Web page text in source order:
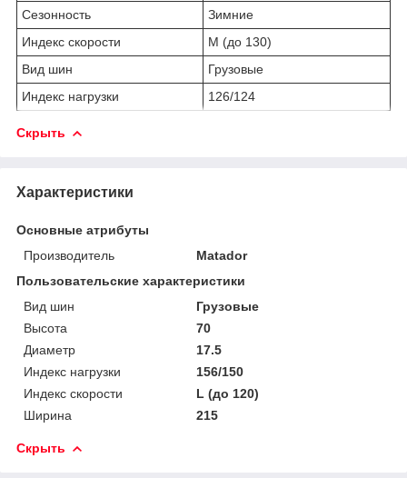
Сезонность
Зимние
Индекс скорости
M (до 130)
Вид шин
Грузовые
Индекс нагрузки
126/124
Скрыть
Характеристики
Основные атрибуты
Производитель
Matador
Пользовательские характеристики
Вид шин
Грузовые
Высота
70
Диаметр
17.5
Индекс нагрузки
156/150
Индекс скорости
L (до 120)
Ширина
215
Скрыть